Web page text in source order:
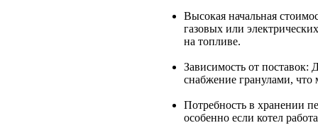
Высокая начальная
газовых или
на топливе.
Зависимость от поставок:
снабжение гранулами, что
Потребность в хранении
особенно если котел